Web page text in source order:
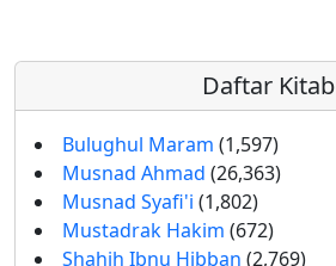
Daftar Kitab
Bulughul Maram (1,597)
Musnad Ahmad (26,363)
Musnad Syafi'i (1,802)
Mustadrak Hakim (672)
Shahih Ibnu Hibban (2,769)